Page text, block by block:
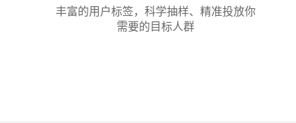
丰富的用户标签，科学抽样、精准投放你
需要的目标人群